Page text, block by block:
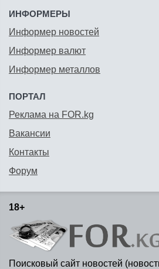
ИНФОРМЕРЫ
Информер новостей
Информер валют
Информер металлов
ПОРТАЛ
Реклама на FOR.kg
Вакансии
Контакты
Форум
18+
Поисковый сайт новостей